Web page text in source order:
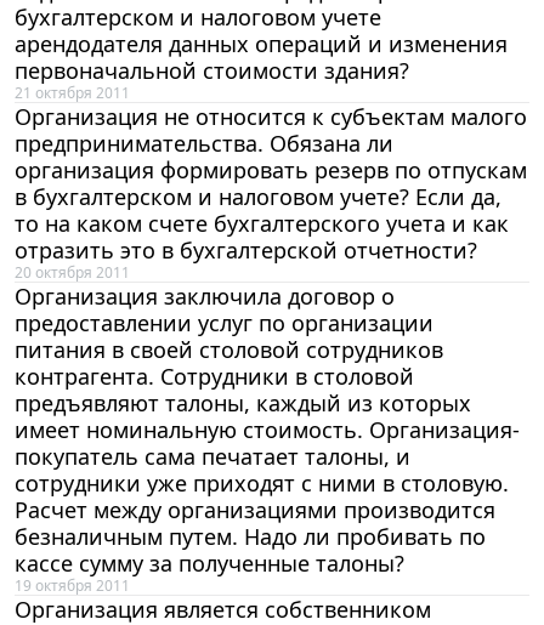
бухгалтерском и налоговом учете
арендодателя данных операций и изменения
первоначальной стоимости здания?
21 октября 2011
Организация не относится к субъектам малого
предпринимательства. Обязана ли
организация формировать резерв по отпускам
в бухгалтерском и налоговом учете? Если да,
то на каком счете бухгалтерского учета и как
отразить это в бухгалтерской отчетности?
20 октября 2011
Организация заключила договор о
предоставлении услуг по организации
питания в своей столовой сотрудников
контрагента. Сотрудники в столовой
предъявляют талоны, каждый из которых
имеет номинальную стоимость. Организация-
покупатель сама печатает талоны, и
сотрудники уже приходят с ними в столовую.
Расчет между организациями производится
безналичным путем. Надо ли пробивать по
кассе сумму за полученные талоны?
19 октября 2011
Организация является собственником